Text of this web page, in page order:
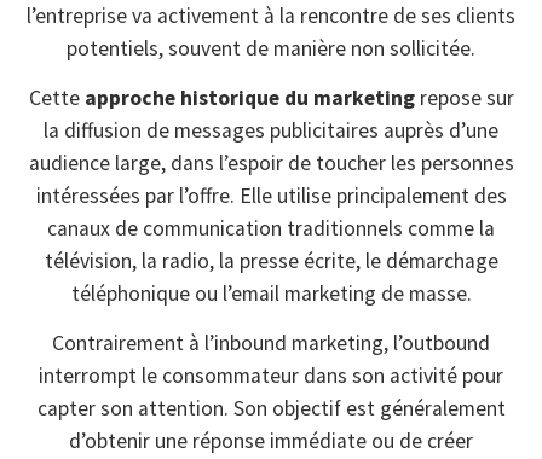
l’entreprise va activement à la rencontre de ses clients
potentiels, souvent de manière non sollicitée.
Cette approche historique du marketingrepose sur
la diffusion de messages publicitaires auprès d’une
audience large, dans l’espoir de toucher les personnes
intéressées par l’offre. Elle utilise principalement des
canaux de communication traditionnels comme la
télévision, la radio, la presse écrite, le démarchage
téléphonique ou l’email marketing de masse.
Contrairement à l’inbound marketing, l’outbound
interrompt le consommateur dans son activité pour
capter son attention. Son objectif est généralement
d’obtenir une réponse immédiate ou de créer